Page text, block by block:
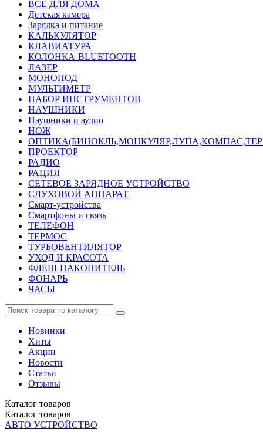
ВСЕ ДЛЯ ДОМА
Детская камера
Зарядка и питание
КАЛЬКУЛЯТОР
КЛАВИАТУРА
КОЛОНКА-BLUETOOTH
ЛАЗЕР
МОНОПОД
МУЛЬТИМЕТР
НАБОР ИНСТРУМЕНТОВ
НАУШНИКИ
Наушники и аудио
НОЖ
ПРОЕКТОР
РАДИО
РАЦИЯ
СЕТЕВОЕ ЗАРЯДНОЕ УСТРОЙСТВО
СЛУХОВОЙ АППАРАТ
Смарт-устройства
Смартфоны и связь
ТЕЛЕФОН
ТЕРМОС
ТУРБОВЕНТИЛЯТОР
УХОД И КРАСОТА
ФЛЕШ-НАКОПИТЕЛЬ
ФОНАРЬ
ЧАСЫ
Новинки
Хиты
Акции
Новости
Статьи
Отзывы
Каталог товаров
Каталог товаров
АВТО УСТРОЙСТВО